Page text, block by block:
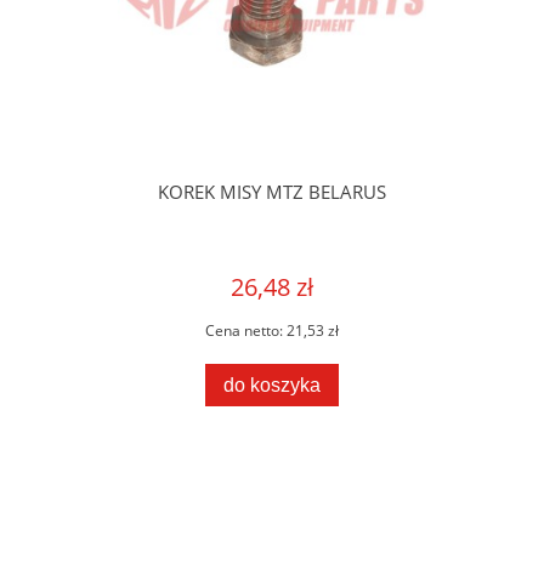
KOREK MISY MTZ BELARUS
26,48 zł
Cena netto:21,53 zł
do koszyka